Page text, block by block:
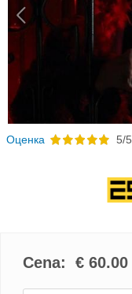
Previous
Oценка 5/5
Cena: € 60.00